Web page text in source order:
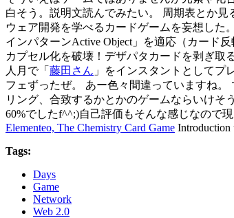
白そう。説明文読んでみたい。 周期表とか
ウェア開発を学べるカードゲームを妄想した
インパターンActive Object」を適応（カード
カプセル化を破壊！デザパタカードを剥ぎ取
人月で「 藤田さん 」をインスタントとしてプ
フェずったぜ。 あー色々間違っていますね
リング、合致するかとかのゲームならいけ
60%でしたf^^;)自己評価もそんな感じなので
Elementeo, The Chemistry Card Game Introduction
Tags:
Days
Game
Network
Web 2.0